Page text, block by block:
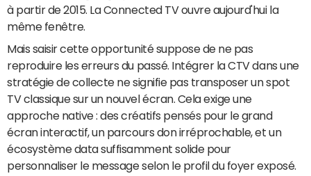
à partir de 2015. La Connected TV ouvre aujourd'hui la
même fenêtre.
Mais saisir cette opportunité suppose de ne pas
reproduire les erreurs du passé. Intégrer la CTV dans une
stratégie de collecte ne signifie pas transposer un spot
TV classique sur un nouvel écran. Cela exige une
approche native : des créatifs pensés pour le grand
écran interactif, un parcours don irréprochable, et un
écosystème data suffisamment solide pour
personnaliser le message selon le profil du foyer exposé.